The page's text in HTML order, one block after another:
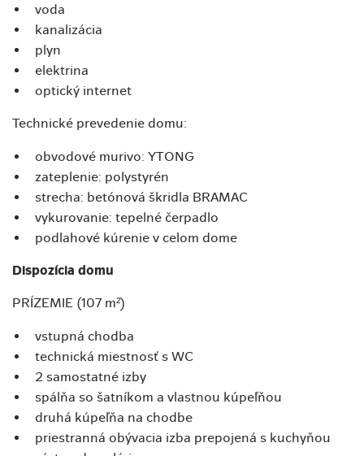
voda
kanalizácia
plyn
elektrina
optický internet
Technické prevedenie domu:
obvodové murivo: YTONG
zateplenie: polystyrén
strecha: betónová škridla BRAMAC
vykurovanie: tepelné čerpadlo
podlahové kúrenie v celom dome
Dispozícia domu
PRÍZEMIE (107 m²)
vstupná chodba
technická miestnosť s WC
2 samostatné izby
spálňa so šatníkom a vlastnou kúpeľňou
druhá kúpeľňa na chodbe
priestranná obývacia izba prepojená s kuchyňou